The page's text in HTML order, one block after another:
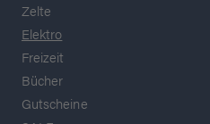
Zelte
Elektro
Freizeit
Bücher
Gutscheine